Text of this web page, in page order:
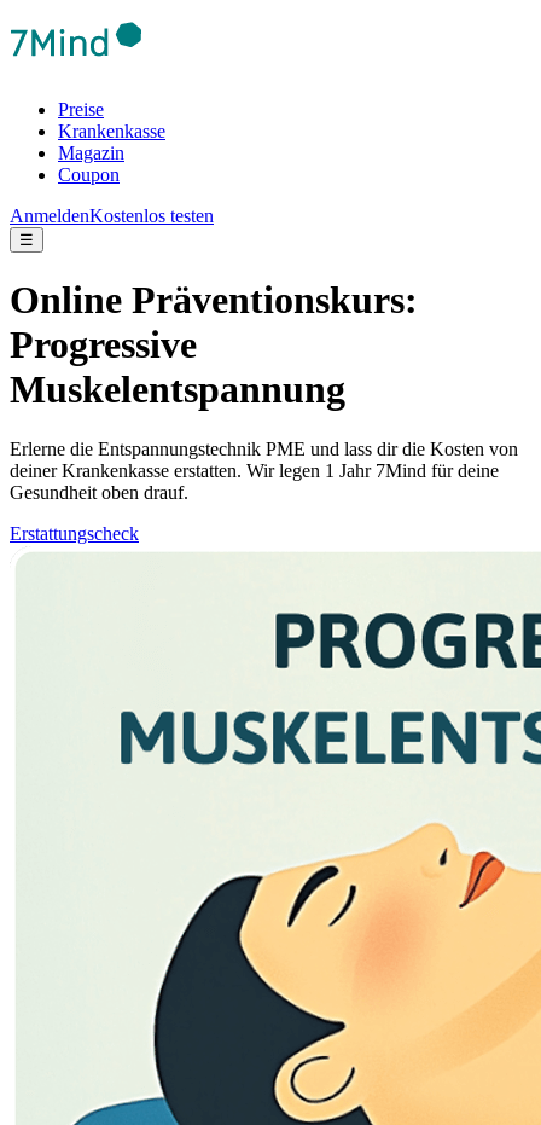
Preise
Krankenkasse
Magazin
Coupon
AnmeldenKostenlos testen
☰
Online Präventionskurs:
Progressive
Muskelentspannung
Erlerne die Entspannungstechnik PME und lass dir die Kosten von
deiner Krankenkasse erstatten. Wir legen 1 Jahr 7Mind für deine
Gesundheit oben drauf.
Erstattungscheck